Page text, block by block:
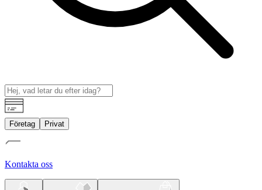
Företag Privat
Kontakta oss